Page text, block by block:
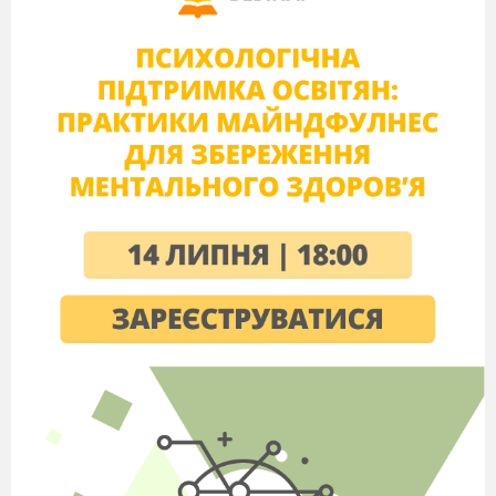
10 ____________
Як називається форму розвитку мелодії, в якій
тема повторюється без змін, але з запізненням
у різних голосах?
11 ____________
основною темою звучать її кусочки, тобто її
варіації в різних голосах?
12 ____________
Як називається найменша частинка мелодії?
13 ____________
Як називається форма в які найрозвиненіша
імітаційна поліфонія?
14 ____________
Знак для виділення, посилення звучання, звуку